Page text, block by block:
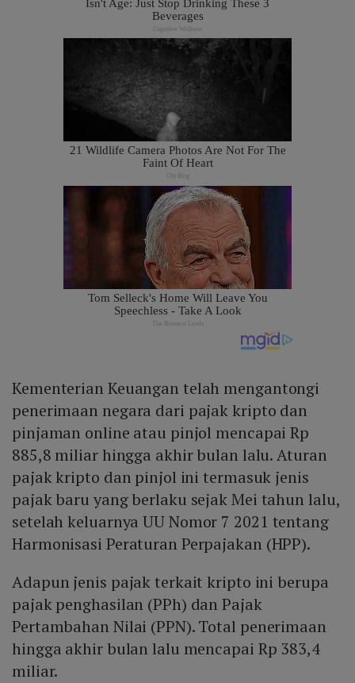
Kementerian Keuangan telah mengantongi
penerimaan negara dari pajak kripto dan
pinjaman online atau pinjol mencapai Rp
885,8 miliar hingga akhir bulan lalu. Aturan
pajak kripto dan pinjol ini termasuk jenis
pajak baru yang berlaku sejak Mei tahun lalu,
setelah keluarnya UU Nomor 7 2021 tentang
Harmonisasi Peraturan Perpajakan (HPP).
Adapun jenis pajak terkait kripto ini berupa
pajak penghasilan (PPh) dan Pajak
Pertambahan Nilai (PPN). Total penerimaan
hingga akhir bulan lalu mencapai Rp 383,4
miliar.